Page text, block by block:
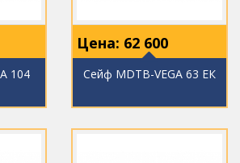
104
Цена: 62 600
Сейф МDТВ-VEGA 63 ЕК